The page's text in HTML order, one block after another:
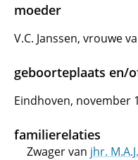
moeder
V.C. Janssen, vrouwe
geboorteplaats en/
Eindhoven, november
familierelaties
Zwager van jhr.